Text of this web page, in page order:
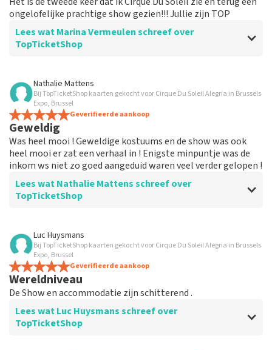
ongelofelijke prachtige show gezien!!! Jullie zijn TOP
Lees wat Marina Vermeulen schreef over
TopTicketShop
Beoordeling van Marina Vermeulen over
Uiteindelijk was de communicatie oké
De prijs voor de plaats is correct
Nathalie Mattens
Bij TopTicketShop kaarten gekocht voor Cirque Du Soleil Alegria in Brussels
Expo, Brussel
Geverifieerde aankoop
Geweldig
Was heel mooi ! Geweldige kostuums en de show was ook
heel mooi er zat een verhaal in ! Enigste minpuntje was de
inkom ws niet zo goed aangeduid waren veel verder gelopen !
Lees wat Nathalie Mattens schreef over
TopTicketShop
Beoordeling van Nathalie Mattens over
Geweldig
Luc Huysmans
Bij TopTicketShop kaarten gekocht voor Cirque Du Soleil Alegria in Brussels
Expo, Brussel
Geverifieerde aankoop
Wereldniveau
De Show en accommodatie zijn schitterend .
Lees wat Luc Huysmans schreef over
TopTicketShop